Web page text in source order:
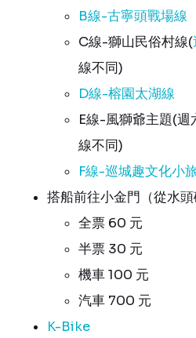
B線-古寧頭戰場線
C線-獅山民俗村線(
線不同)
D線-榕園太湖線
E線-風獅爺主題(週
線不同)
F線-巡城趣文化小
搭船前往小金門（從水頭
全票 60 元
半票 30 元
機車 100 元
汽車 700 元
K-Bike